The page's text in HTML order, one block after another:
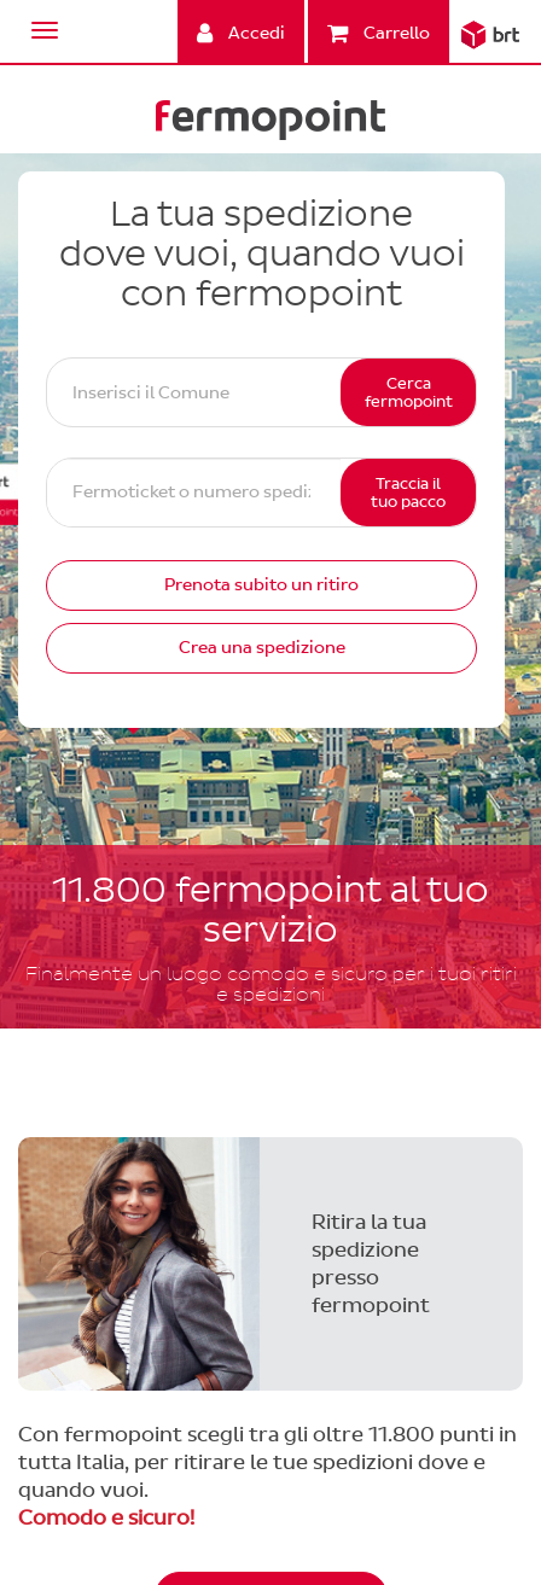
Accedi Carrello
La tua spedizione
dove vuoi, quando vuoi
con fermopoint
Prenota subito un ritiro
Crea una spedizione
11.800 fermopoint al tuo
servizio
Finalmente un luogo comodo e sicuro per i tuoi ritiri
e spedizioni
Ritira la tua
spedizione
presso
fermopoint
Con fermopoint scegli tra gli oltre 11.800 punti in
tutta Italia, per ritirare le tue spedizioni dove e
quando vuoi.
Comodo e sicuro!